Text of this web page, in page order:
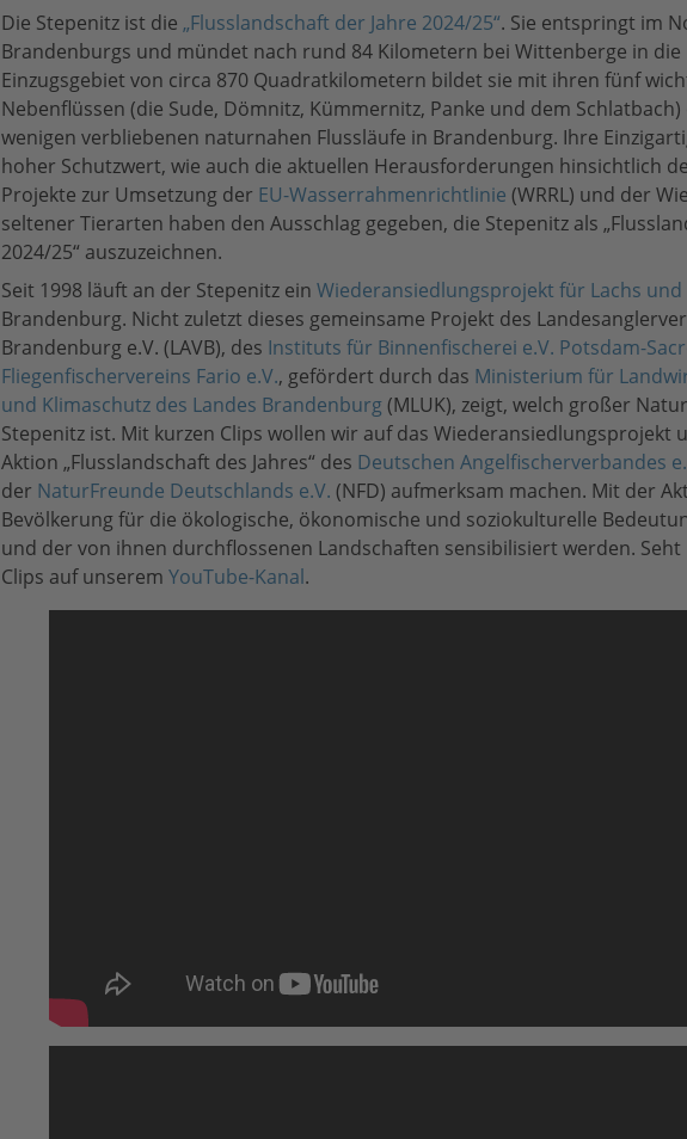
Die Stepenitz ist die „Flusslandschaft der Jahre 2024/25“. Sie entspringt im
Brandenburgs und mündet nach rund 84 Kilometern bei Wittenberge in die
Einzugsgebiet von circa 870 Quadratkilometern bildet sie mit ihren fünf
Nebenflüssen (die Sude, Dömnitz, Kümmernitz, Panke und dem
wenigen verbliebenen naturnahen Flussläufe in Brandenburg. Ihre
hoher Schutzwert, wie auch die aktuellen Herausforderungen hinsichtlich
Projekte zur Umsetzung der EU-Wasserrahmenrichtlinie (WRRL) und der
seltener Tierarten haben den Ausschlag gegeben, die Stepenitz als
2024/25“ auszuzeichnen.
Seit 1998 läuft an der Stepenitz ein Wiederansiedlungsprojekt für Lachs
Brandenburg. Nicht zuletzt dieses gemeinsame Projekt des
Brandenburg e.V. (LAVB), des Instituts für Binnenfischerei e.V. Potsdam-
Fliegenfischervereins Fario e.V., gefördert durch das Ministerium für
und Klimaschutz des Landes Brandenburg(MLUK), zeigt, welch großer
Stepenitz ist. Mit kurzen Clips wollen wir auf das Wiederansiedlungsprojekt
Aktion „Flusslandschaft des Jahres“ des Deutschen Angelfischerverbandes
der NaturFreunde Deutschlands e.V. (NFD) aufmerksam machen. Mit der
Bevölkerung für die ökologische, ökonomische und soziokulturelle
und der von ihnen durchflossenen Landschaften sensibilisiert werden.
Clips auf unserem YouTube-Kanal.